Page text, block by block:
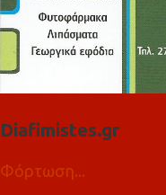
Diafimistes.gr
Φόρτωση...